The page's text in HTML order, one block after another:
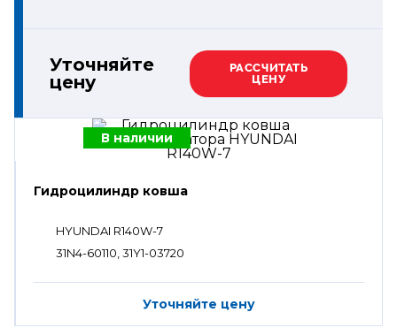
Уточняйте
цену
РАССЧИТАТЬ
ЦЕНУ
В наличии
Гидроцилиндр ковша
HYUNDAI R140W-7
31N4-60110, 31Y1-03720
Уточняйте цену